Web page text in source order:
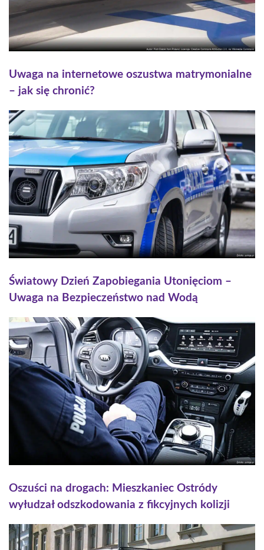
Uwaga na internetowe oszustwa matrymonialne
– jak się chronić?
Światowy Dzień Zapobiegania Utonięciom –
Uwaga na Bezpieczeństwo nad Wodą
Oszuści na drogach: Mieszkaniec Ostródy
wyłudzał odszkodowania z fikcyjnych kolizji